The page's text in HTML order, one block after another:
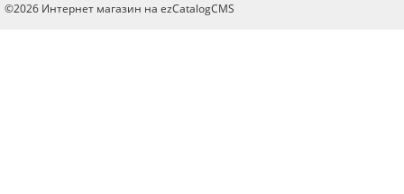
©2026 Интернет магазин на ezCatalogCMS